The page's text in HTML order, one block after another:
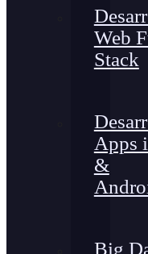
Web
Stack
Apps
&
Big